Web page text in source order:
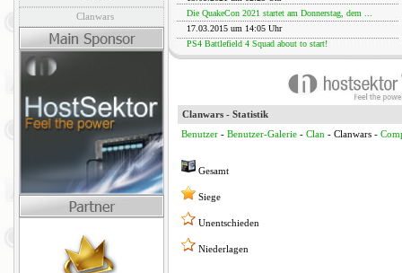
Clanwars
Die QuakeCon 2021 startet am Donnerstag, dem ...
17.03.2015 um 14:05 Uhr
PS4 Battlefield 4 Squad about to start!
Clanwars - Statistik
Benutzer - Benutzer-Galerie - Clan - Clanwars -
Gesamt
Siege
Unentschieden
Niederlagen